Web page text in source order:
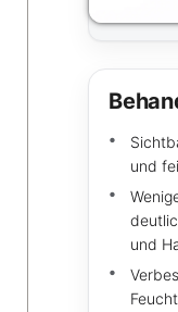
und
und